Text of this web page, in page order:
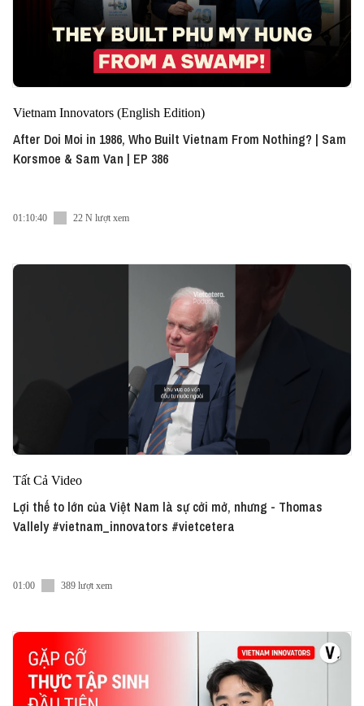
Vietnam Innovators (English Edition)
After Doi Moi in 1986, Who Built Vietnam From Nothing? | Sam
Korsmoe & Sam Van | EP 386
01:10:40 22 N lượt xem
Tất Cả Video
Lợi thế to lớn của Việt Nam là sự cởi mở, nhưng - Thomas
Vallely #vietnam_innovators #vietcetera
01:00 389 lượt xem